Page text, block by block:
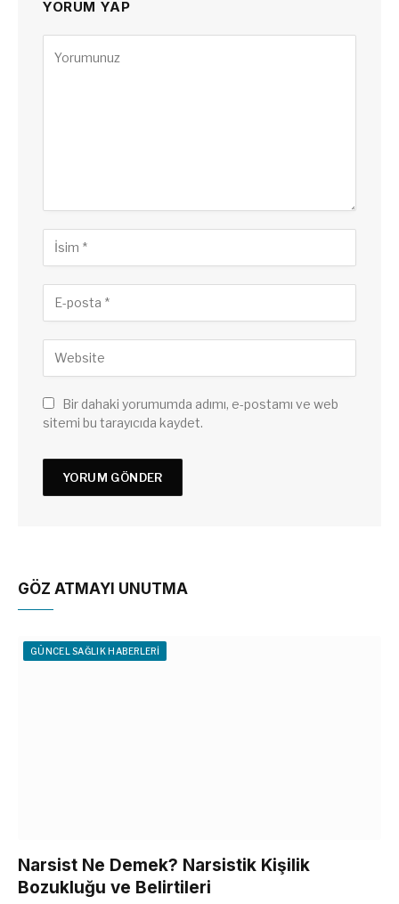
YORUM YAP
Bir dahaki yorumumda adımı, e-postamı ve web
sitemi bu tarayıcıda kaydet.
GÖZ ATMAYI UNUTMA
GÜNCEL SAĞLIK HABERLERI
Narsist Ne Demek? Narsistik Kişilik
Bozukluğu ve Belirtileri